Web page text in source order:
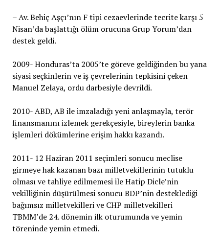
– Av. Behiç Aşçı’nın F tipi cezaevlerinde tecrite karşı 5
Nisan’da başlattığı ölüm orucuna Grup Yorum’dan
destek geldi.
2009- Honduras’ta 2005’te göreve geldiğinden bu yana
siyasi seçkinlerin ve iş çevrelerinin tepkisini çeken
Manuel Zelaya, ordu darbesiyle devrildi.
2010- ABD, AB ile imzaladığı yeni anlaşmayla, terör
finansmanını izlemek gerekçesiyle, bireylerin banka
işlemleri dökümlerine erişim hakkı kazandı.
2011- 12 Haziran 2011 seçimleri sonucu meclise
girmeye hak kazanan bazı milletvekillerinin tutuklu
olması ve tahliye edilmemesi ile Hatip Dicle’nin
vekilliğinin düşürülmesi sonucu BDP’nin desteklediği
bağımsız milletvekilleri ve CHP milletvekilleri
TBMM’de 24. dönemin ilk oturumunda ve yemin
töreninde yemin etmedi.